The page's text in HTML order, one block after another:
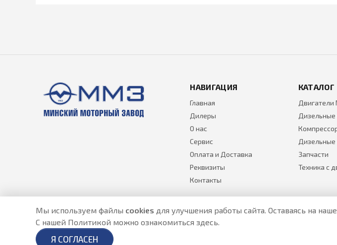
НАВИГАЦИЯ
Главная
Дилеры
О нас
Сервис
Оплата и Доставка
Реквизиты
Контакты
КАТАЛОГ
Дизельные
Дизельные
Запчасти
Техника с
Разработано в
Мы используем файлы cookies для улучшения работы сайта. Оставаясь на
С нашей Политикой можно ознакомиться здесь.
Я СОГЛАСЕН